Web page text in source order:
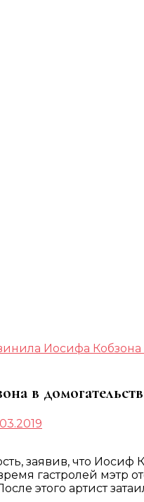
Иосифа Кобзона
в
заявив, что Иосиф
гастролей
этого артист